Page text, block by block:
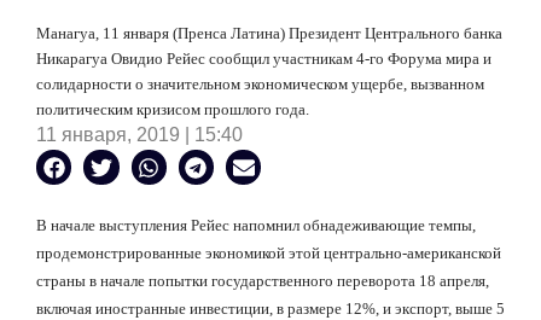
Манагуа, 11 января (Пренса Латина) Президент Центрального банка
Никарагуа Овидио Рейес сообщил участникам 4-го Форума мира и
солидарности о значительном экономическом ущербе, вызванном
политическим кризисом прошлого года.
11 января, 2019 | 15:40
В начале выступления Рейес напомнил обнадеживающие темпы,
продемонстрированные экономикой этой центрально-американской
страны в начале попытки государственного переворота 18 апреля,
включая иностранные инвестиции, в размере 12%, и экспорт, выше 5